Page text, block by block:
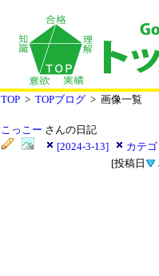
TOP > TOPブログ > 画像一覧
こっこー さんの日記
[2024-3-13]
カテ
[投稿日